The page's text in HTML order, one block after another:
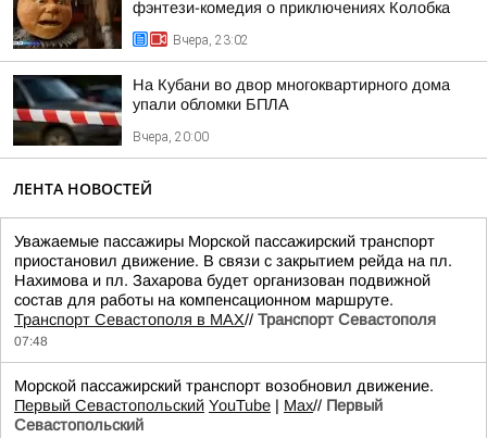
фэнтези-комедия о приключениях Колобка
Вчера, 23:02
На Кубани во двор многоквартирного дома
упали обломки БПЛА
Вчера, 20:00
ЛЕНТА НОВОСТЕЙ
Уважаемые пассажиры Морской пассажирский транспорт
приостановил движение. В связи с закрытием рейда на пл.
Нахимова и пл. Захарова будет организован подвижной
состав для работы на компенсационном маршруте.
Транспорт Севастополя в MAX// Транспорт Севастополя
07:48
Морской пассажирский транспорт возобновил движение.
Первый Севастопольский YouTube | Max// Первый
Севастопольский